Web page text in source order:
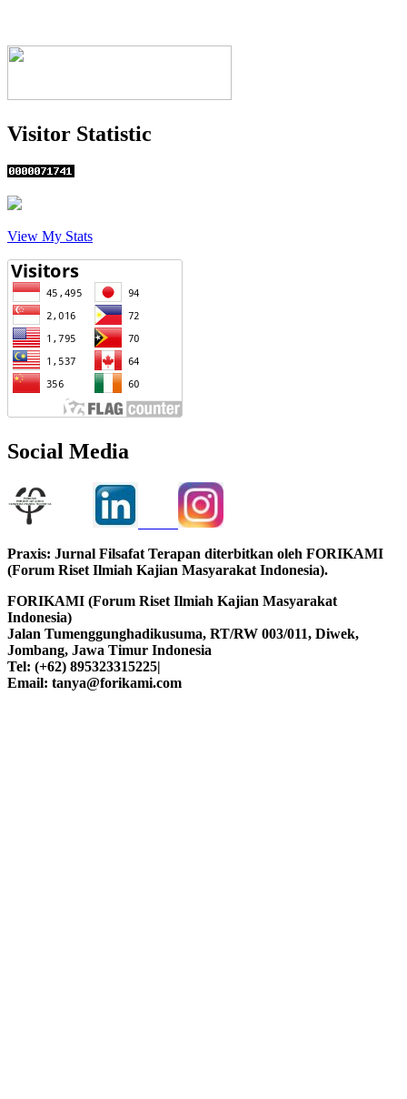
Visitor Statistic
View My Stats
Social Media
Praxis: Jurnal Filsafat Terapan diterbitkan oleh FORIKAMI
(Forum Riset Ilmiah Kajian Masyarakat Indonesia).
FORIKAMI (Forum Riset Ilmiah Kajian Masyarakat
Indonesia)
Jalan Tumenggunghadikusuma, RT/RW 003/011, Diwek,
Jombang, Jawa Timur Indonesia
Tel: (+62) 895323315225|
Email: tanya@forikami.com